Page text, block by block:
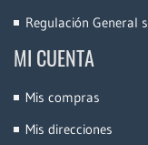
Regulación General
MI CUENTA
Mis compras
Mis direcciones